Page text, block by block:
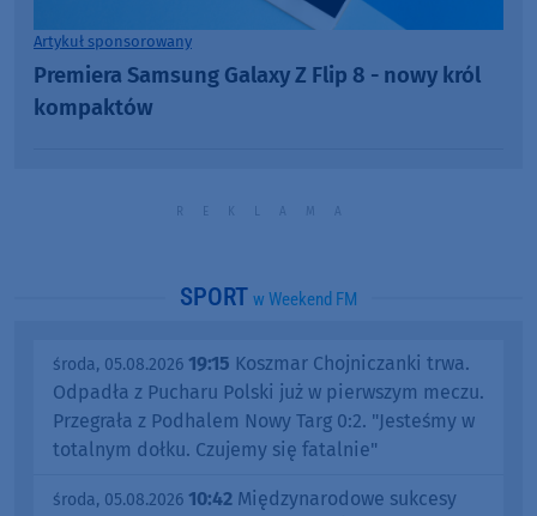
Artykuł sponsorowany
Premiera Samsung Galaxy Z Flip 8 - nowy król
kompaktów
SPORT w Weekend FM
środa, 05.08.2026 19:15 Koszmar Chojniczanki trwa.
Odpadła z Pucharu Polski już w pierwszym meczu.
Przegrała z Podhalem Nowy Targ 0:2. "Jesteśmy w
totalnym dołku. Czujemy się fatalnie"
środa, 05.08.2026 10:42 Międzynarodowe sukcesy